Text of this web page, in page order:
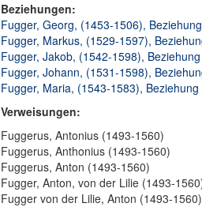
Beziehungen:
Fugger, Georg, (1453-1506),
Fugger, Markus, (1529-1597),
Fugger, Jakob, (1542-1598),
Fugger, Johann, (1531-1598),
Fugger, Maria, (1543-1583),
Verweisungen:
Fuggerus, Antonius (1493-1560)
Fuggerus, Anthonius (1493-1560)
Fuggerus, Anton (1493-1560)
Fugger, Anton, von der Lilie (1493-
Fugger von der Lilie, Anton (1493-1560)